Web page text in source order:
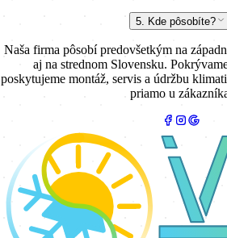
5. Kde pôsobíte?
Naša firma pôsobí predovšetkým na
aj na strednom Slovensku.
poskytujeme montáž, servis a údržbu
priamo u